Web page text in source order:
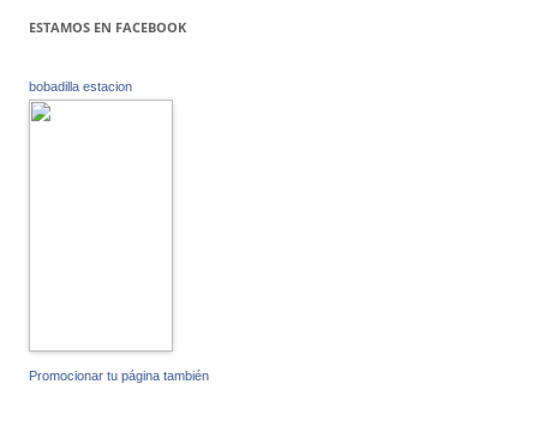
ESTAMOS EN FACEBOOK
bobadilla estacion
Promocionar tu página también